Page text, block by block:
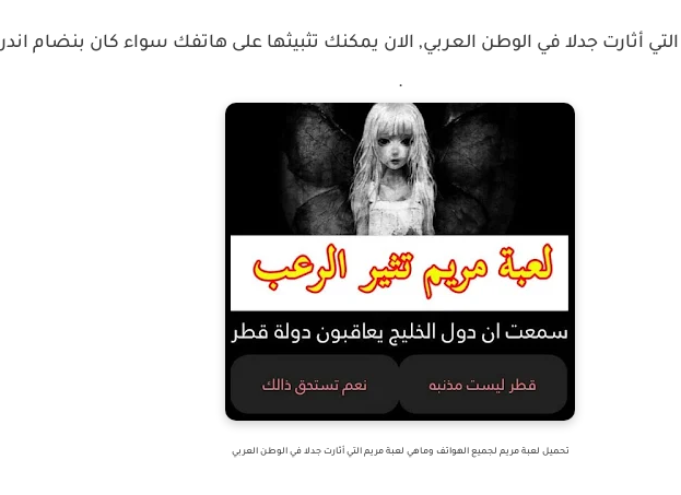
أثارت جدلا في الوطن العربي, الان يمكنك تثبيثها على هاتفك سواء كان بنضام
.
تحميل لعبة مريم لجميع الهواتف وماهي لعبة مريم التي أثارت جدلا في الوطن العربي